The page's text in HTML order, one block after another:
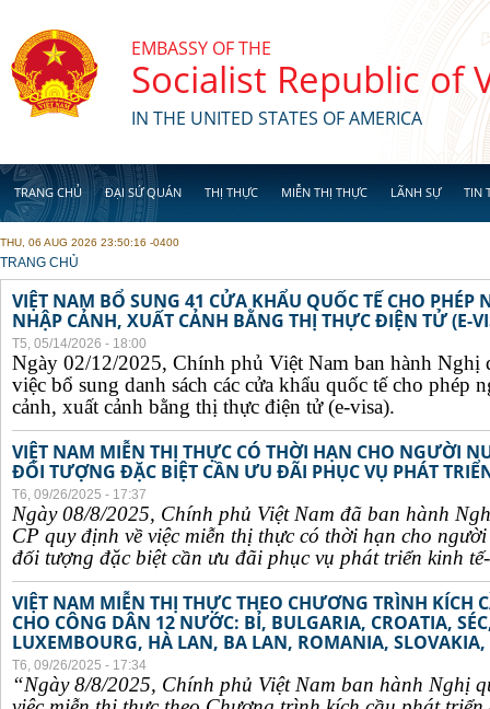
EMBASSY OF THE
Socialist Republic of
IN THE UNITED STATES OF AMERICA
TRANG CHỦ ĐẠI SỨ QUÁN THỊ THỰC MIỄN THỊ THỰC LÃNH SỰ TIN
THU, 06 AUG 2026 23:50:16 -0400
YOU ARE HERE
TRANG CHỦ
VIỆT NAM BỔ SUNG 41 CỬA KHẨU QUỐC TẾ CHO
NHẬP CẢNH, XUẤT CẢNH BẰNG THỊ THỰC ĐIỆN TỬ (E-
T5, 05/14/2026 - 18:00
Ngày 02/12/2025, Chính phủ Việt Nam ban hành Nghị
việc bổ sung danh sách các cửa khẩu quốc tế cho phép
cảnh, xuất cảnh bằng thị thực điện tử (e-visa).
VIỆT NAM MIỄN THỊ THỰC CÓ THỜI HẠN CHO NGƯỜI
ĐỐI TƯỢNG ĐẶC BIỆT CẦN ƯU ĐÃI PHỤC VỤ PHÁT
T6, 09/26/2025 - 17:37
Ngày 08/8/2025, Chính phủ Việt Nam đã ban hành
CP quy định về việc miễn thị thực có thời hạn cho
đối tượng đặc biệt cần ưu đãi phục vụ phát triển kinh
VIỆT NAM MIỄN THỊ THỰC THEO CHƯƠNG TRÌNH KÍCH
CHO CÔNG DÂN 12 NƯỚC: BỈ, BULGARIA, CROATIA,
LUXEMBOURG, HÀ LAN, BA LAN, ROMANIA, SLOVAKIA,
T6, 09/26/2025 - 17:34
“Ngày 8/8/2025, Chính phủ Việt Nam ban hành Nghị